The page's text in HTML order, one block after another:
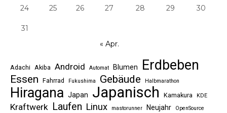
24 25 26 27 28 29 30
31
« Apr.
Adachi Akiba Android Automat Blumen Erdbeben
Essen Fahrrad Fukushima Gebäude Halbmarathon
Hiragana Japan Japanisch Kamakura KDE
Kraftwerk Laufen Linux mastorunner Neujahr
OpenSource